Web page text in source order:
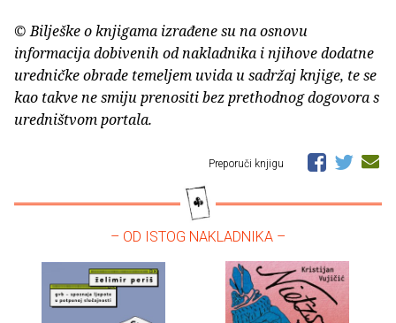
© Bilješke o knjigama izrađene su na osnovu
informacija dobivenih od nakladnika i njihove dodatne
uredničke obrade temeljem uvida u sadržaj knjige, te se
kao takve ne smiju prenositi bez prethodnog dogovora s
uredništvom portala.
Preporuči knjigu
– OD ISTOG NAKLADNIKA –